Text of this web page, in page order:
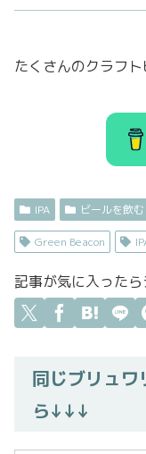
e
b
o
t
er
o
o
n
たくさんのクラフ
IPA ビールを飲む
Green Beacon
記事が気に入ったら
同じブリュワ
ら↓↓↓